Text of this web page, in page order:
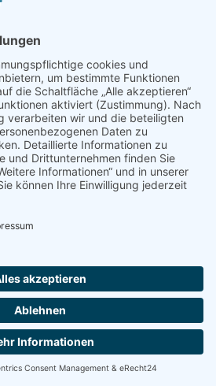
FÜR BAUPLANUNG HEIKE
– REALISIERUNG –